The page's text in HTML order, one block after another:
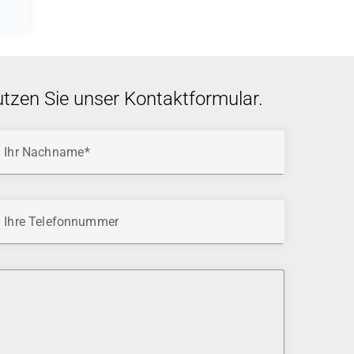
Sie unser Kontaktformular.
Ihr Nachname
Ihre Telefonnummer